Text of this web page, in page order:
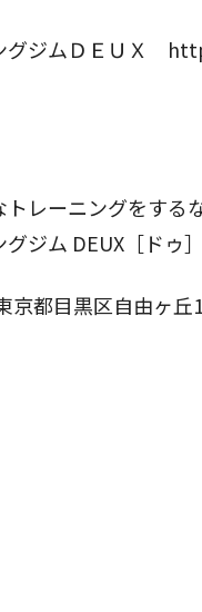
グジムＤＥＵＸ
レーニングをする
ジム DEUX［ドゥ］
京都目黒区自由ヶ